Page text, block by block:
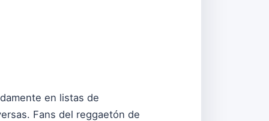
en listas de
Fans del reggaetón de